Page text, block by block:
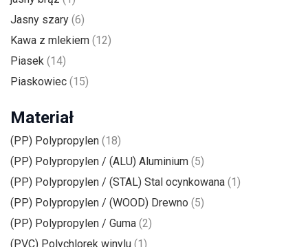
Jasny szary (6)
Kawa z mlekiem (12)
Piasek (14)
Piaskowiec (15)
Materiał
(PP) Polypropylen (18)
(PP) Polypropylen / (ALU) Aluminium (5)
(PP) Polypropylen / (STAL) Stal ocynkowana (1)
(PP) Polypropylen / (WOOD) Drewno (5)
(PP) Polypropylen / Guma (2)
(PVC) Polychlorek winylu (1)